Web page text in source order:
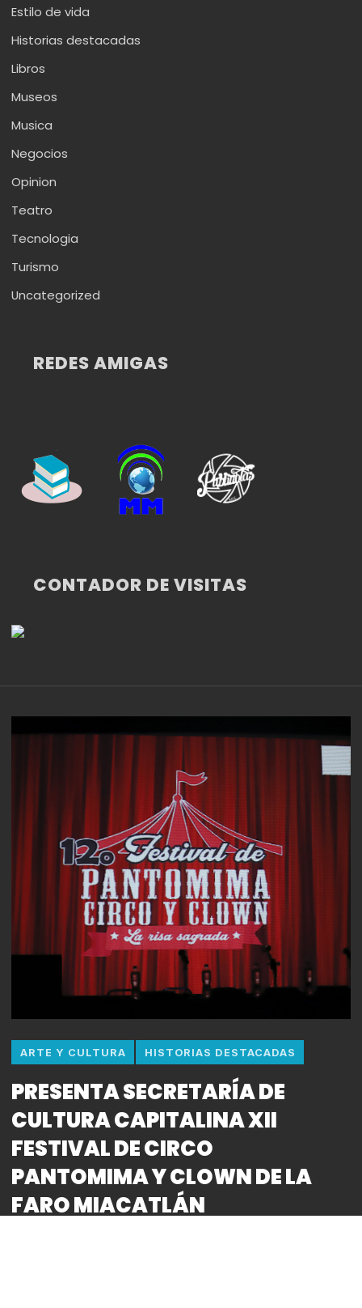
Estilo de vida
Historias destacadas
Libros
Museos
Musica
Negocios
Opinion
Teatro
Tecnologia
Turismo
Uncategorized
REDES AMIGAS
CONTADOR DE VISITAS
ARTE Y CULTURA HISTORIAS DESTACADAS
PRESENTA SECRETARÍA DE
CULTURA CAPITALINA XII
FESTIVAL DE CIRCO
PANTOMIMA Y CLOWN DE LA
FARO MIACATLÁN